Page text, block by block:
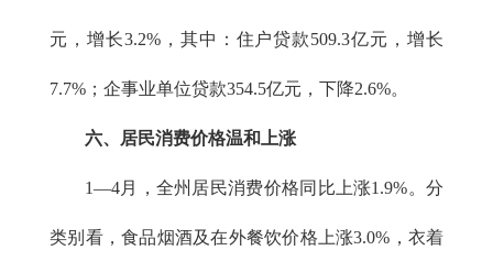
元，增长3.2%，其中：住户贷款509.3亿元，增长
7.7%；企事业单位贷款354.5亿元，下降2.6%。
六、居民消费价格温和上涨
1—4月，全州居民消费价格同比上涨1.9%。分
类别看，食品烟酒及在外餐饮价格上涨3.0%，衣着